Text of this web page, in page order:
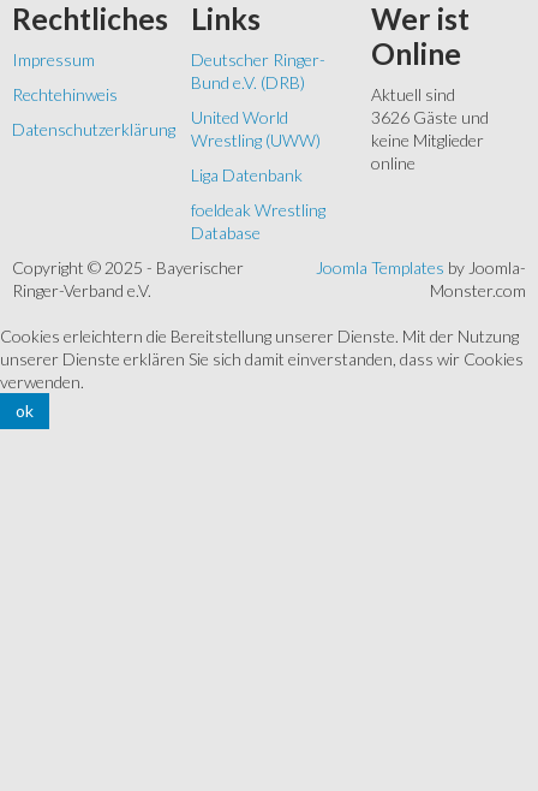
Rechtliches
Impressum
Rechtehinweis
Datenschutzerklärung
Links
Deutscher Ringer-
Bund e.V. (DRB)
United World
Wrestling (UWW)
Liga Datenbank
foeldeak Wrestling
Database
Wer ist
Online
Aktuell sind
3626 Gäste und
keine Mitglieder
online
Copyright © 2025 - Bayerischer
Ringer-Verband e.V.
Joomla Templates by Joomla-
Monster.com
Cookies erleichtern die Bereitstellung unserer Dienste. Mit der Nutzung
unserer Dienste erklären Sie sich damit einverstanden, dass wir Cookies
verwenden.
ok